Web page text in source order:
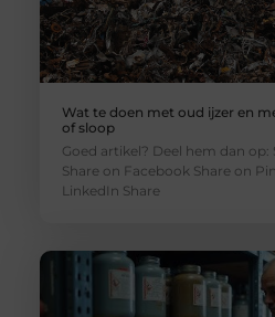
Wat te doen met oud ijzer en
of sloop
Goed artikel? Deel hem dan op:
Share on Facebook Share on
LinkedIn Share